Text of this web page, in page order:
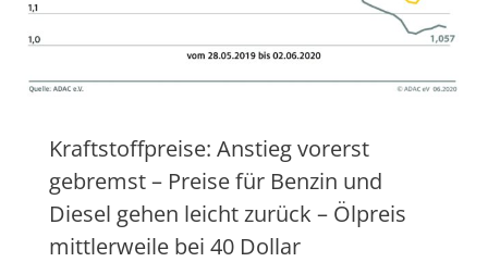
Kraftstoffpreise: Anstieg vorerst
gebremst – Preise für Benzin und
Diesel gehen leicht zurück – Ölpreis
mittlerweile bei 40 Dollar